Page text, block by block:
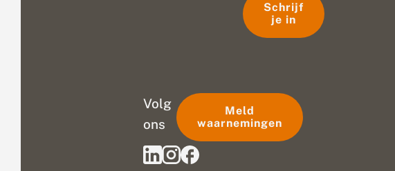
Schrijf
je in
Volg
ons
Meld
waarnemingen